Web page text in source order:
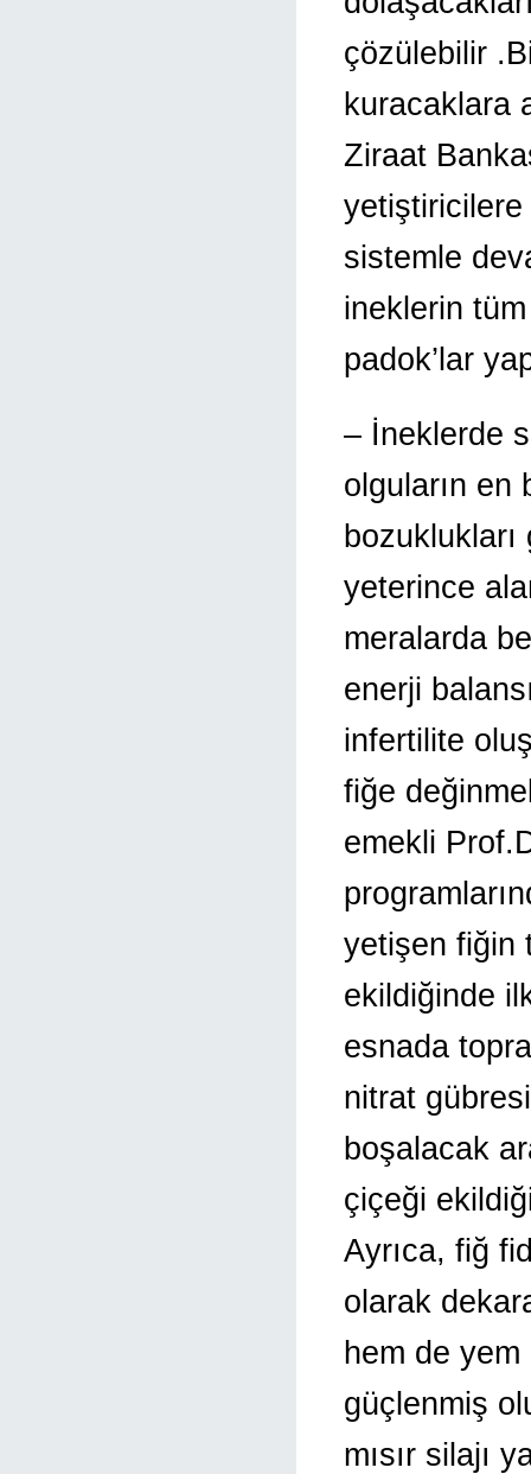
çözülebilir
kuracaklara
Ziraat
yetiştiricilere
sistemle
ineklerin
padok’lar
– İneklerde
olguların en
yeterince
meralarda
enerji
infertilite
fiğe
emekli
yetişen fiğin
ekildiğinde
esnada
nitrat
boşalacak
çiçeği
Ayrıca, fiğ
olarak
hem de yem
güçlenmiş
mısır silajı